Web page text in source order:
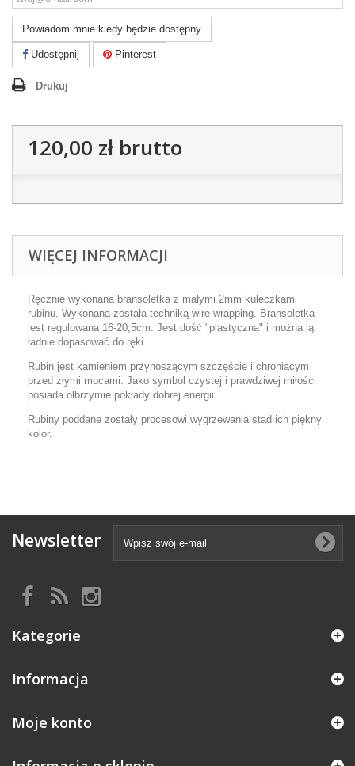
Powiadom mnie kiedy będzie dostępny
Udostępnij Pinterest
Drukuj
120,00 złbrutto
WIĘCEJ INFORMACJI
Ręcznie wykonana bransoletka z małymi 2mm kuleczkami
rubinu. Wykonana została techniką wire wrapping. Bransoletka
jest regulowana 16-20,5cm. Jest dość "plastyczna" i można ją
ładnie dopasować do ręki.
Rubin jest kamieniem przynoszącym szczęście i chroniącym
przed złymi mocami. Jako symbol czystej i prawdziwej miłości
posiada olbrzymie pokłady dobrej energii
Rubiny poddane zostały procesowi wygrzewania stąd ich piękny
kolor.
Newsletter
Kategorie
Informacja
Moje konto